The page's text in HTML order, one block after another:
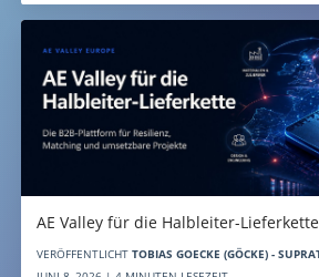
AE Valley für die Halbleiter-
VERÖFFENTLICHT TOBIAS GOECKE (GÖCKE) -